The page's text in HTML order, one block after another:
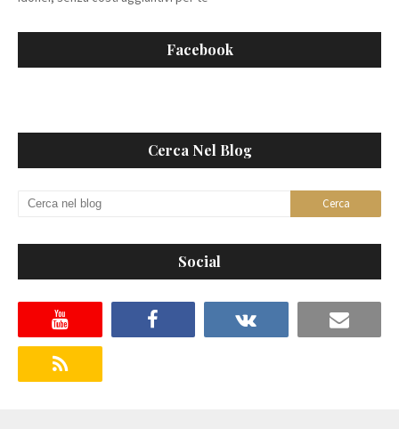
Facebook
Cerca Nel Blog
Social